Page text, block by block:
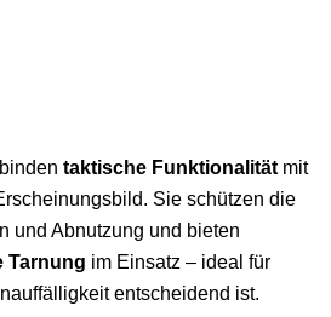
taktische Funktionalität mit
Sie schützen die
und Abnutzung und bieten
Tarnung im Einsatz – ideal für
entscheidend ist.